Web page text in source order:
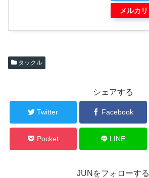
メルカリ
タックル
シェアする
Twitter Facebook
Pocket LINE
JUNをフォローする